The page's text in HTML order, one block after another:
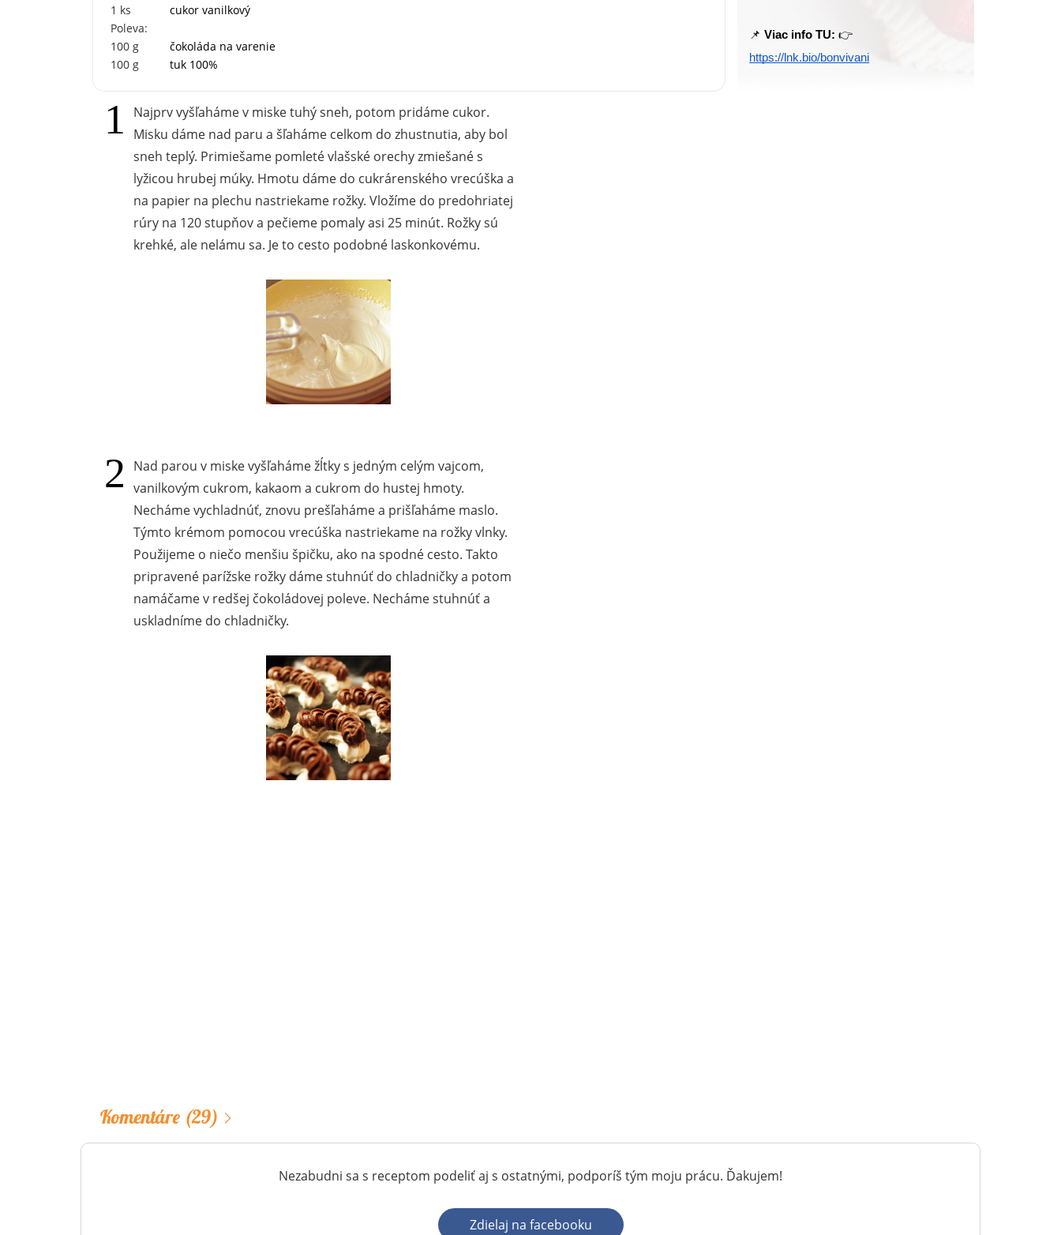
1 ks
cukor vanilkový
Poleva:
100 g
čokoláda na varenie
100 g tuk 100%
Najprv vyšľaháme v miske tuhý sneh, potom pridáme cukor.
Misku dáme nad paru a šľaháme celkom do zhustnutia, aby bol
sneh teplý. Primiešame pomleté vlašské orechy zmiešané s
lyžicou hrubej múky. Hmotu dáme do cukrárenského vrecúška a
na papier na plechu nastriekame rožky. Vložíme do predohriatej
rúry na 120 stupňov a pečieme pomaly asi 25 minút. Rožky sú
krehké, ale nelámu sa. Je to cesto podobné laskonkovému.
Nad parou v miske vyšľaháme žĺtky s jedným celým vajcom,
vanilkovým cukrom, kakaom a cukrom do hustej hmoty.
Necháme vychladnúť, znovu prešľaháme a prišľaháme maslo.
Týmto krémom pomocou vrecúška nastriekame na rožky vlnky.
Použijeme o niečo menšiu špičku, ako na spodné cesto. Takto
pripravené parížske rožky dáme stuhnúť do chladničky a potom
namáčame v redšej čokoládovej poleve. Necháme stuhnúť a
uskladníme do chladničky.
Komentáre (29)
📌 Viac info TU:
https://lnk.bio/bonvivani
Nezabudni sa s receptom podeliť aj s ostatnými, podporíš tým moju prácu. Ďakujem!
Zdielaj na facebooku